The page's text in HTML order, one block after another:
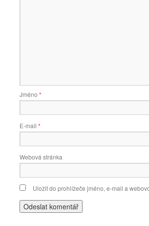
Jméno *
E-mail *
Webová stránka
Uložit do prohlížeče jméno, e-mail a